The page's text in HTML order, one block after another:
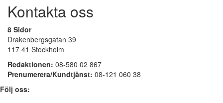
Kontakta oss
8 Sidor
Drakenbergsgatan 39
117 41 Stockholm
Redaktionen: 08-580 02 867
Prenumerera/Kundtjänst: 08-121 060 38
Följ oss: